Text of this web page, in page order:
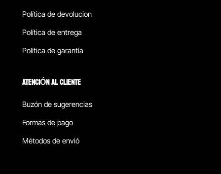
Política de devolucion
Política de entrega
Política de garantía
ATENCIÓN AL CLIENTE
Buzón de sugerencias
Formas de pago
Métodos de envió